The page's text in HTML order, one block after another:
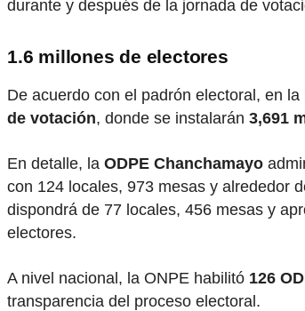
durante y después de la jornada de
1.6 millones de electores
De acuerdo con el padrón electoral, en
de votación, donde se instalarán 3,691
En detalle, la ODPE Chanchamayo
con 124 locales, 973 mesas y alrededor
dispondrá de 77 locales, 456 mesas y
electores.
A nivel nacional, la ONPE habilitó 126
transparencia del proceso electoral.